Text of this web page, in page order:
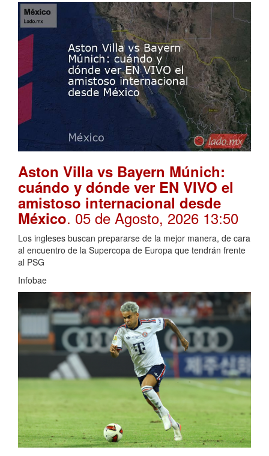
Aston Villa vs Bayern Múnich:
cuándo y dónde ver EN VIVO el
amistoso internacional desde
México. 05 de Agosto, 2026 13:50
Los ingleses buscan prepararse de la mejor manera, de cara
al encuentro de la Supercopa de Europa que tendrán frente
al PSG
Infobae